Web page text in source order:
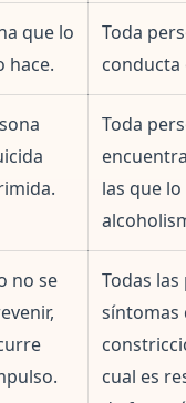
que lo
hace.
Toda
conducta
Toda
las que
no se
Todas
síntomas
cual es